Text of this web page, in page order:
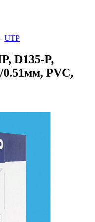
UTP
D135-P,
0.51мм, PVC,